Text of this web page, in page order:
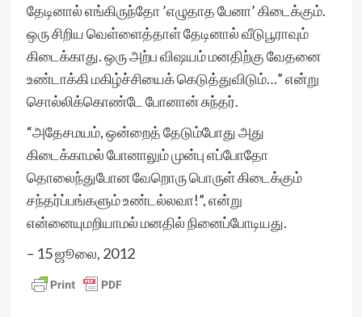
தேடினால் எங்கிருந்தோ ’எழுதாத பேனா’ கிடைக்கும்.
ஒரு சிறிய வெள்ளைத்தாள் தேடினால் வீடுபூராவும்
கிடைக்காது. ஒரு அற்ப விஷயம் மனதிற்கு வேதனை
உண்டாக்கி மகிழ்ச்சியைக் கெடுத்துவிடும்…” என்று
சொல்லிக்கொண்டே போனான் சுந்தர்.
“அதேசமயம், ஒன்றைத் தேடும்போது அது
கிடைக்காமல் போனாலும் முன்பு எப்போதோ
தொலைந்துபோன வேறொரு பொருள் கிடைக்கும்
சந்தர்ப்பங்களும் உண்டல்லவா!”, என்று
என்னையுமறியாமல் மனதில் நினைப்போடியது.
– 15 ஜூலை, 2012